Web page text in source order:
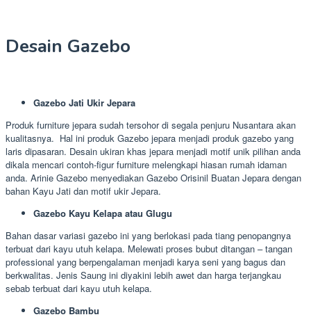
Desain Gazebo
Gazebo Jati Ukir Jepara
Produk furniture jepara sudah tersohor di segala penjuru Nusantara akan
kualitasnya. Hal ini produk Gazebo jepara menjadi produk gazebo yang
laris dipasaran. Desain ukiran khas jepara menjadi motif unik pilihan anda
dikala mencari contoh-figur furniture melengkapi hiasan rumah idaman
anda. Arinie Gazebo menyediakan Gazebo Orisinil Buatan Jepara dengan
bahan Kayu Jati dan motif ukir Jepara.
Gazebo Kayu Kelapa atau Glugu
Bahan dasar variasi gazebo ini yang berlokasi pada tiang penopangnya
terbuat dari kayu utuh kelapa. Melewati proses bubut ditangan – tangan
professional yang berpengalaman menjadi karya seni yang bagus dan
berkwalitas. Jenis Saung ini diyakini lebih awet dan harga terjangkau
sebab terbuat dari kayu utuh kelapa.
Gazebo Bambu